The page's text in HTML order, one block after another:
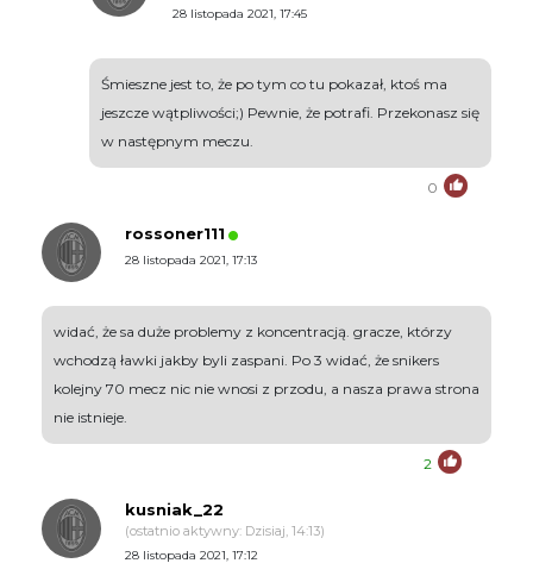
28 listopada 2021, 17:45
Śmieszne jest to, że po tym co tu pokazał, ktoś ma
jeszcze wątpliwości;) Pewnie, że potrafi. Przekonasz się
w następnym meczu.
0
rossoner111
28 listopada 2021, 17:13
widać, że sa duże problemy z koncentracją. gracze, którzy
wchodzą ławki jakby byli zaspani. Po 3 widać, że snikers
kolejny 70 mecz nic nie wnosi z przodu, a nasza prawa strona
nie istnieje.
2
kusniak_22
(ostatnio aktywny: Dzisiaj, 14:13)
28 listopada 2021, 17:12